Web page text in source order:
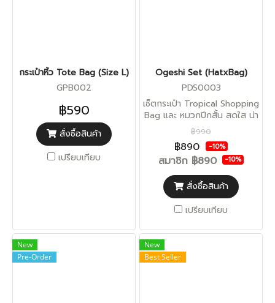
กระเป๋าหิ้ว Tote Bag (Size L)
GPB002
฿590
สั่งซื้อสินค้า
เปรียบเทียบ
Ogeshi Set (HatxBag)
PDS0003
เซ็ตกระเป๋า Tropical Shopping
Bag และ หมวกปีกสั้น สดใส น่า
รัก
฿990
฿890 -10%
สมาชิก ฿890 -10%
สั่งซื้อสินค้า
เปรียบเทียบ
New
Pre-Order
New
Best Seller